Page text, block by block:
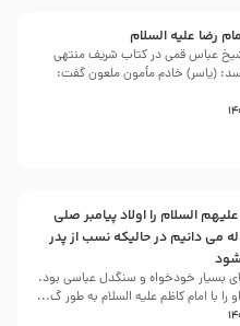
رضا علیه السلام
عباس قمی در کتاب شریف منتهی
(ياسر) خادم مأمون ملعون گفت:
السلام را اولاد پیامبر صلی
می دانیم در حالیکه نسب از پدر
بسیار خودخواه و سنگدل عباسی بود.
را با امام کاظم علیه السلام به طور گ...